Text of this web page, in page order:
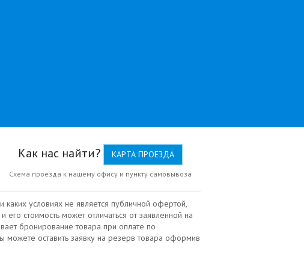
Как нас найти? КАРТА ПРОЕЗДА
Схема проезда к нашему офису и пункту самовывоза
условиях не является публичной офертой,
стоимость может отличаться от заявленной на
бронирование товара при оплате по
оставить заявку на резерв товара оформив